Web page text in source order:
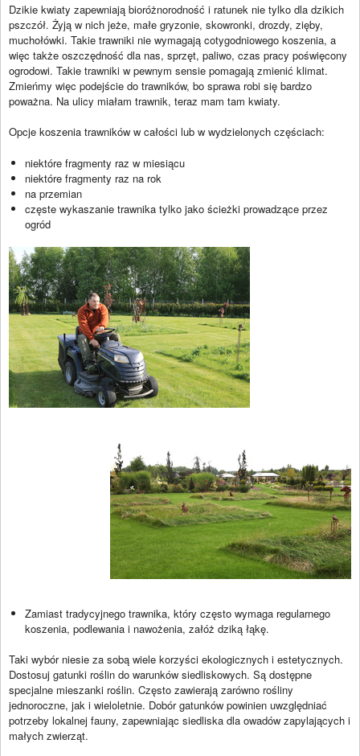
Dzikie kwiaty zapewniają bioróżnorodność i ratunek nie tylko dla dzikich
pszczół. Żyją w nich jeże, małe gryzonie, skowronki, drozdy, zięby,
muchołówki. Takie trawniki nie wymagają cotygodniowego koszenia, a
więc także oszczędność dla nas, sprzęt, paliwo, czas pracy poświęcony
ogrodowi. Takie trawniki w pewnym sensie pomagają zmienić klimat.
Zmieńmy więc podejście do trawników, bo sprawa robi się bardzo
poważna. Na ulicy miałam trawnik, teraz mam tam kwiaty.
Opcje koszenia trawników w całości lub w wydzielonych częściach:
niektóre fragmenty raz w miesiącu
niektóre fragmenty raz na rok
na przemian
częste wykaszanie trawnika tylko jako ścieżki prowadzące przez
ogród
Zamiast tradycyjnego trawnika, który często wymaga regularnego
koszenia, podlewania i nawożenia, załóż dziką łąkę.
Taki wybór niesie za sobą wiele korzyści ekologicznych i estetycznych.
Dostosuj gatunki roślin do warunków siedliskowych. Są dostępne
specjalne mieszanki roślin. Często zawierają zarówno rośliny
jednoroczne, jak i wieloletnie. Dobór gatunków powinien uwzględniać
potrzeby lokalnej fauny, zapewniając siedliska dla owadów zapylających i
małych zwierząt.